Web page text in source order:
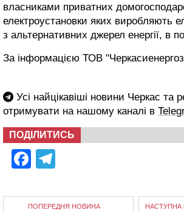
власниками приватних
електроустановки яких виробляють
з альтернативних джерел енергії, в
За інформацією ТОВ
Усі найцікавіші новини Черкас та
отримувати на нашому каналі в
ПОДІЛИТИСЬ
Facebook
ПОПЕРЕДНЯ НОВИНА